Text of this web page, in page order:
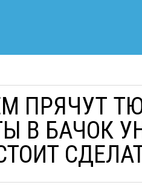
ПРЯЧУТ
В БАЧОК